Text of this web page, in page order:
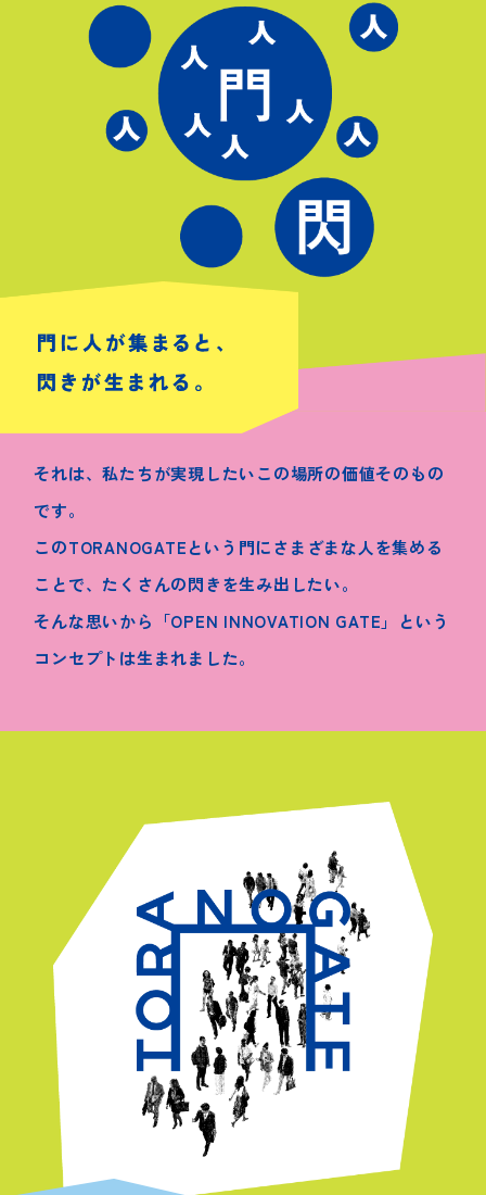
それは、私たちが実現したいこの場所の価値そのもの
です。
このTORANOGATEという門にさまざまな人を集める
ことで、 たくさんの閃きを生み出したい。
そんな思いから「OPEN INNOVATION GATE」という
コンセプトは生まれました。